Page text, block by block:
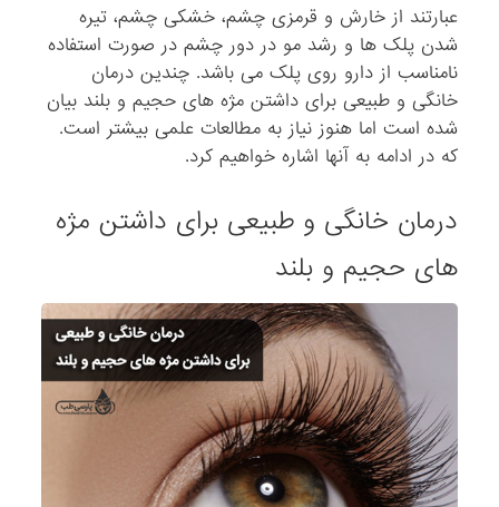
عبارتند از خارش و قرمزی چشم، خشکی چشم، تیره
شدن پلک ها و رشد مو در دور چشم در صورت استفاده
نامناسب از دارو روی پلک می باشد. چندین درمان
خانگی و طبیعی برای داشتن مژه های حجیم و بلند بیان
شده است اما هنوز نیاز به مطالعات علمی بیشتر است.
که در ادامه به آنها اشاره خواهیم کرد.
درمان خانگی و طبیعی برای داشتن مژه
های حجیم و بلند